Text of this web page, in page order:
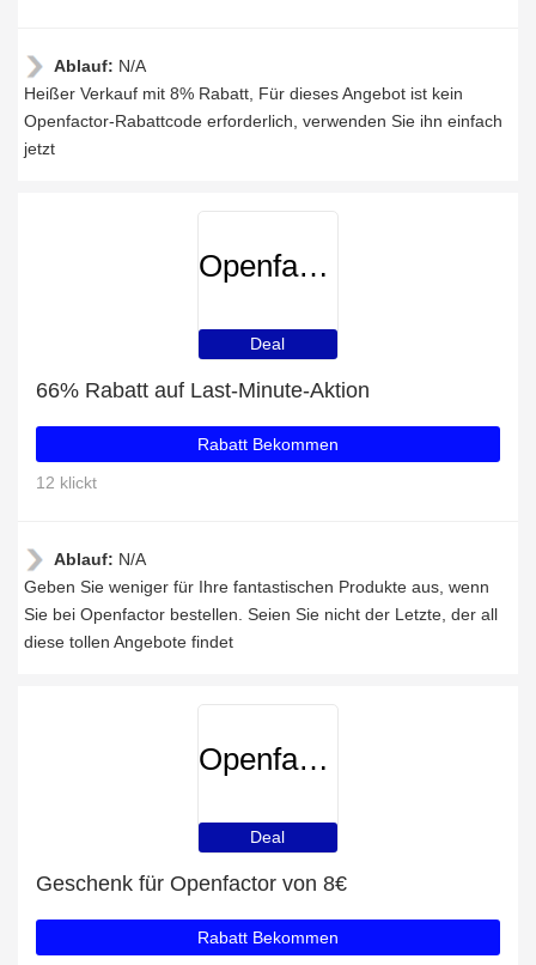
Ablauf: N/A
Heißer Verkauf mit 8% Rabatt, Für dieses Angebot ist kein
Openfactor-Rabattcode erforderlich, verwenden Sie ihn einfach
jetzt
Openfactor
Deal
66% Rabatt auf Last-Minute-Aktion
Rabatt Bekommen
12 klickt
Ablauf: N/A
Geben Sie weniger für Ihre fantastischen Produkte aus, wenn
Sie bei Openfactor bestellen. Seien Sie nicht der Letzte, der all
diese tollen Angebote findet
Openfactor
Deal
Geschenk für Openfactor von 8€
Rabatt Bekommen